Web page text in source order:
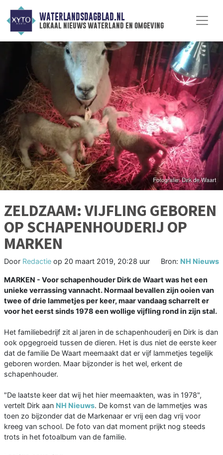
WATERLANDSDAGBLAD.NL
lokaal nieuws waterland en omgeving
ZELDZAAM: VIJFLING GEBOREN
OP SCHAPENHOUDERIJ OP
MARKEN
Door Redactie op 20 maart 2019, 20:28 uur Bron: NH Nieuws
MARKEN - Voor schapenhouder Dirk de Waart was het een
unieke verrassing vannacht. Normaal bevallen zijn ooien van
twee of drie lammetjes per keer, maar vandaag scharrelt er
voor het eerst sinds 1978 een wollige vijfling rond in zijn stal.
Het familiebedrijf zit al jaren in de schapenhouderij en Dirk is dan
ook opgegroeid tussen de dieren. Het is dus niet de eerste keer
dat de familie De Waart meemaakt dat er vijf lammetjes tegelijk
geboren worden. Maar bijzonder is het wel, erkent de
schapenhouder.
"De laatste keer dat wij het hier meemaakten, was in 1978",
vertelt Dirk aan NH Nieuws. De komst van de lammetjes was
toen zo bijzonder dat de Markenaar er vrij een dag vrij voor
kreeg van school. De foto van dat moment prijkt nog steeds
trots in het fotoalbum van de familie.